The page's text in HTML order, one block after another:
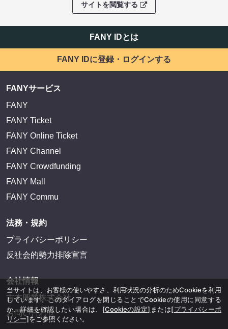
サイトを閲覧する
FANY IDとは
FANY IDに登録・ログインする
FANYサービス
FANY
FANY Ticket
FANY Online Ticket
FANY Channel
FANY Crowdfunding
FANY Mall
FANY Commu
法務・規約
プライバシーポリシー
反社会的勢力排除宣言
会社情報
吉本興業株式会社
お問い合わせ
当サイトは、お客様の使いやすさ、利用状況の分析のためCookieを利用
しています。このダイアログを閉じることでCookieの使用に同意する
か、詳細を確認したい場合は、 [Cookieの設定] または[プライバシーポ
リシー]をご参照ください。